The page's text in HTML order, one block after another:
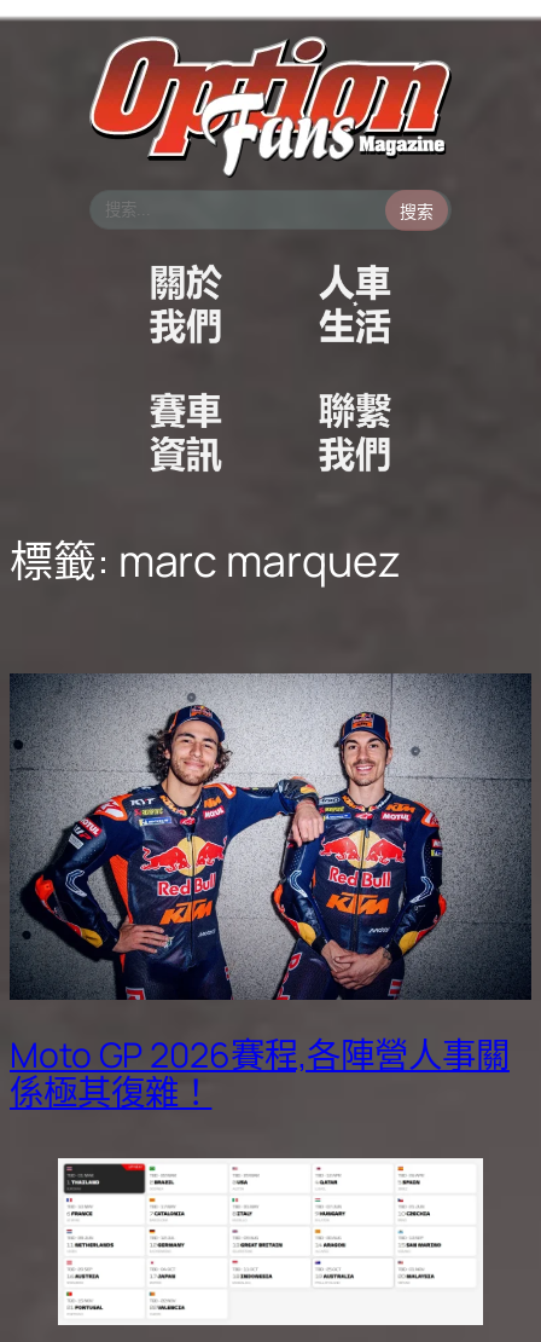
搜索
標籤: marc marquez
Moto GP 2026賽程,各陣營人事關
係極其復雜！